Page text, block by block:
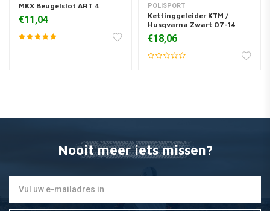
MKX Beugelslot ART 4
€11,04
POLISPORT
Kettinggeleider KTM /
Husqvarna Zwart 07-14
€18,06
Nooit meer iets missen?